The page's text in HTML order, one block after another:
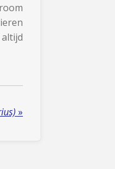
»